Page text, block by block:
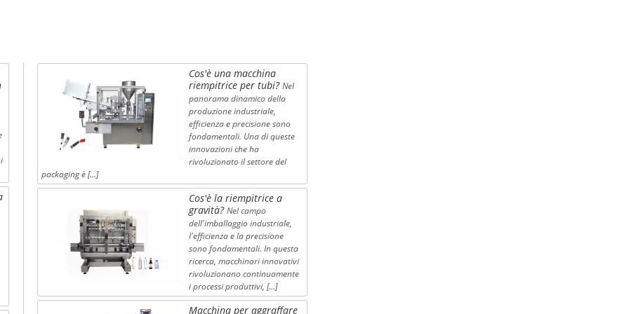
Cos'è una macchina
riempitrice per tubi? Nel
panorama dinamico della
produzione industriale,
efficienza e precisione sono
fondamentali. Una di queste
innovazioni che ha
rivoluzionato il settore del
packaging è […]
Cos'è la riempitrice a
gravità? Nel campo
dell'imballaggio industriale,
l'efficienza e la precisione
sono fondamentali. In questa
ricerca, macchinari innovativi
rivoluzionano continuamente
i processi produttivi, […]
Macchina per aggraffare